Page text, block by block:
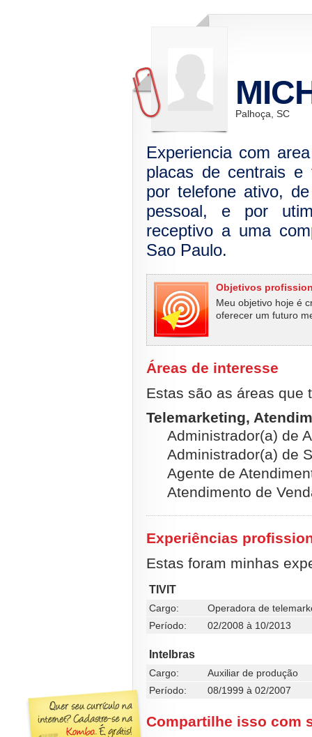
Palhoça, SC
Experiencia com
placas de centrais e
por telefone ativo,
pessoal, e por
receptivo a uma
Sao Paulo.
Objetivos
Meu objetivo hoje é
oferecer um futuro
Áreas de interesse
Estas são as áreas que
Telemarketing,
Administrador(a) de
Administrador(a) de
Agente de
Atendimento de
Experiências
Estas foram minhas
TIVIT
Cargo:
Operadora de
Período:
02/2008 à 10/2013
Intelbras
Cargo:
Auxiliar de produção
Período:
08/1999 à 02/2007
Compartilhe isso com